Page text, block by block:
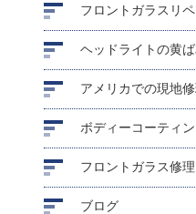
フロントガラスリ
ヘッドライトの黄
アメリカでの現地修
ボディーコーティ
フロントガラス修理
ブログ